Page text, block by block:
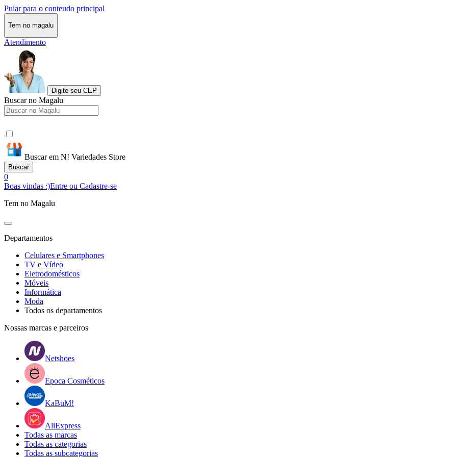
Pular para o conteudo principal
Tem no magalu
Atendimento
Digite seu CEP
Buscar no Magalu
Buscar em N! Variedades Store
Buscar
0
Boas vindas :)Entre ou Cadastre-se
Tem no Magalu
Departamentos
Celulares e Smartphones
TV e Vídeo
Eletrodomésticos
Móveis
Informática
Moda
Todos os departamentos
Nossas marcas e parceiros
Netshoes
Epoca Cosméticos
KaBuM!
AliExpress
Todas as marcas
Todas as categorias
Todas as subcategorias